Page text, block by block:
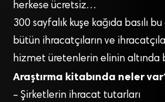
herkese ücretsiz…
300 sayfalık kuşe kağıda basılı
bütün ihracatçıların ve
hizmet üretenlerin elinin altında
Araştırma kitabında neler
– Şirketlerin ihracat tutarları